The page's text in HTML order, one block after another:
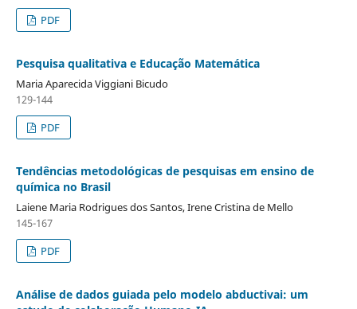
PDF
Pesquisa qualitativa e Educação Matemática
Maria Aparecida Viggiani Bicudo
129-144
PDF
Tendências metodológicas de pesquisas em ensino de
química no Brasil
Laiene Maria Rodrigues dos Santos, Irene Cristina de Mello
145-167
PDF
Análise de dados guiada pelo modelo abductivai: um